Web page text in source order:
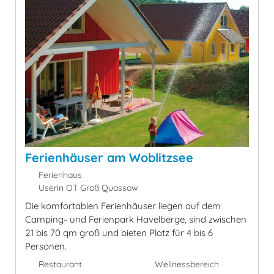
Ferienhäuser am Woblitzsee
Ferienhaus
Userin OT Groß Quassow
Die komfortablen Ferienhäuser liegen auf dem
Camping- und Ferienpark Havelberge, sind zwischen
21 bis 70 qm groß und bieten Platz für 4 bis 6
Personen.
Restaurant
Wellnessbereich